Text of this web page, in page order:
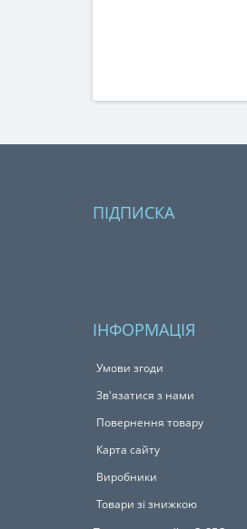
ПІДПИСКА
ІНФОРМАЦІЯ
Умови згоди
Зв'язатися з нами
Повернення товару
Карта сайту
Виробники
Товари зі знижкою